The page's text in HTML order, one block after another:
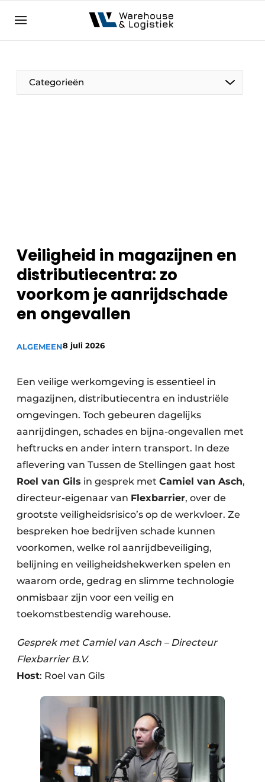
NL EN
Categorieën
Veiligheid in magazijnen en
distributiecentra: zo
voorkom je aanrijdschade
en ongevallen
ALGEMEEN8 juli 2026
Een veilige werkomgeving is essentieel in
magazijnen, distributiecentra en industriële
omgevingen. Toch gebeuren dagelijks
aanrijdingen, schades en bijna-ongevallen met
heftrucks en ander intern transport. In deze
aflevering van Tussen de Stellingen gaat host
Roel van Gils in gesprek met Camiel van Asch,
directeur-eigenaar van Flexbarrier, over de
grootste veiligheidsrisico’s op de werkvloer. Ze
bespreken hoe bedrijven schade kunnen
voorkomen, welke rol aanrijdbeveiliging,
belijning en veiligheidshekwerken spelen en
waarom orde, gedrag en slimme technologie
onmisbaar zijn voor een veilig en
toekomstbestendig warehouse.
Gesprek met Camiel van Asch – Directeur
Flexbarrier B.V.
Host: Roel van Gils